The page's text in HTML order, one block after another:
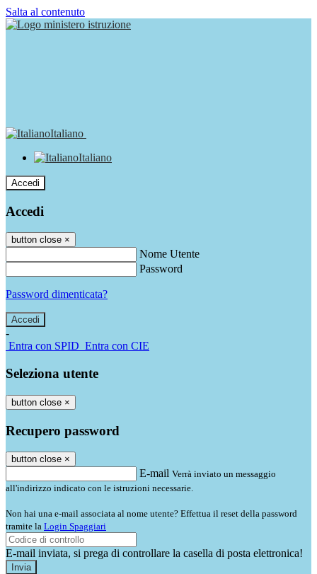
Salta al contenuto
Italiano
Italiano
Accedi
Accedi
button close ×
Nome Utente
Password
Password dimenticata?
-
Entra con SPID Entra con CIE
Seleziona utente
button close ×
Recupero password
button close ×
E-mail Verrà inviato un messaggio
all'indirizzo indicato con le istruzioni necessarie.
Non hai una e-mail associata al nome utente? Effettua il reset della password
tramite la Login Spaggiari
E-mail inviata, si prega di controllare la casella di posta elettronica!